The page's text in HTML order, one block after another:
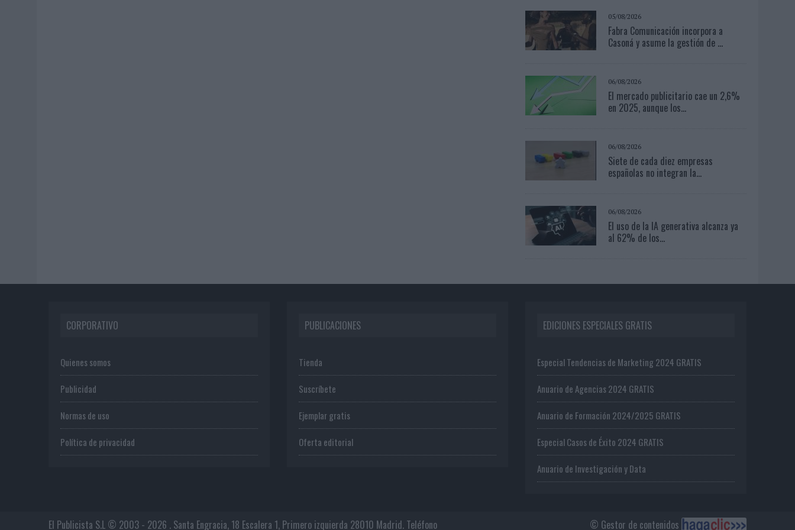
05/08/2026
Fabra Comunicación incorpora a
Casoná y asume la gestión de ...
06/08/2026
El mercado publicitario cae un 2,6%
en 2025, aunque los...
06/08/2026
Siete de cada diez empresas
españolas no integran la...
06/08/2026
El uso de la IA generativa alcanza ya
al 62% de los...
CORPORATIVO
Quienes somos
Publicidad
Normas de uso
Política de privacidad
PUBLICACIONES
Tienda
Suscríbete
Ejemplar gratis
Oferta editorial
EDICIONES ESPECIALES GRATIS
Especial Tendencias de Marketing 2024 GRATIS
Anuario de Agencias 2024 GRATIS
Anuario de Formación 2024/2025 GRATIS
Especial Casos de Éxito 2024 GRATIS
Anuario de Investigación y Data
© Gestor de contenidos
El Publicista S.L © 2003 - 2026 . Santa Engracia, 18 Escalera 1, Primero izquierda 28010 Madrid. Teléfono